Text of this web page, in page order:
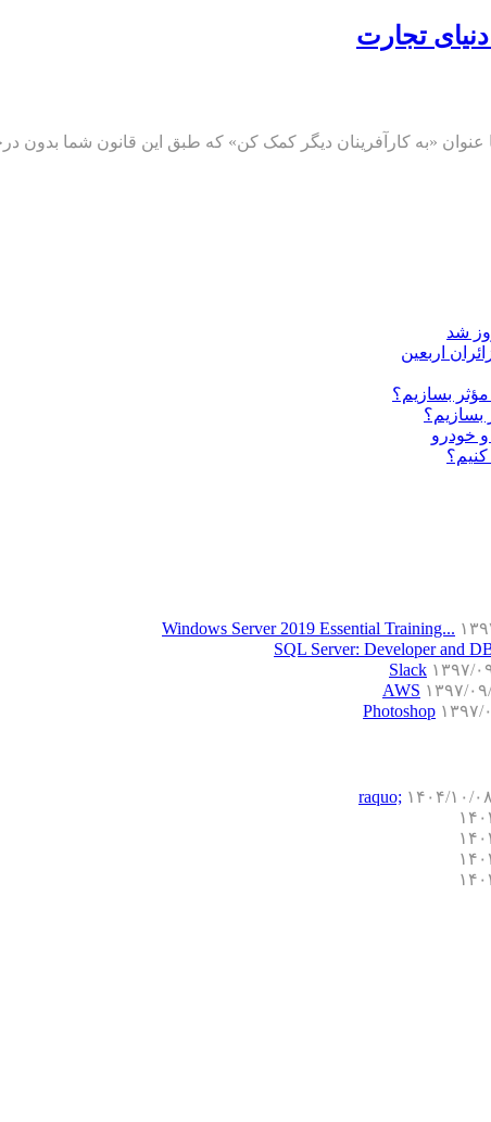
عنوان «به کارآفرینان دیگر کمک کن» که طبق این قانون شما بدون
شد
اربعین
بسازیم؟
بسازیم؟
خودرو
۱۳
۰۹/۱۳
۰۹/۱۳
۰۹/۱۳
۱۴۰۴/۱۰/۰۸
۰۷
۰۶
۰۴
۰۱